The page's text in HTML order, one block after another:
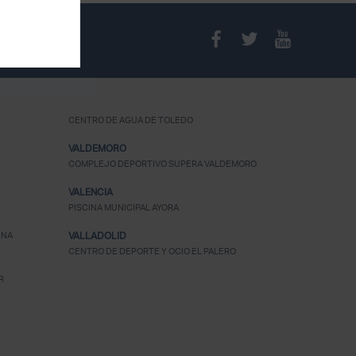
CENTRO DE AGUA DE TOLEDO
VALDEMORO
COMPLEJO DEPORTIVO SUPERA VALDEMORO
VALENCIA
PISCINA MUNICIPAL AYORA
VALLADOLID
CENTRO DE DEPORTE Y OCIO EL PALERO